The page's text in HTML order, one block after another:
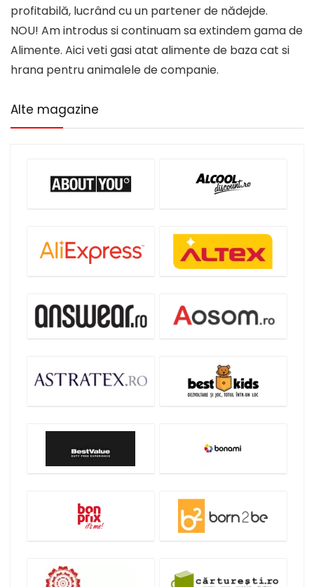
profitabilă, lucrând cu un partener de nădejde.
NOU! Am introdus si continuam sa extindem gama de
Alimente. Aici veti gasi atat alimente de baza cat si
hrana pentru animalele de companie.
Alte magazine